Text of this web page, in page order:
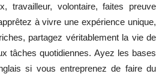
travailleur, volontaire, faites preuve
à vivre une expérience unique,
partagez véritablement la vie de
tâches quotidiennes. Ayez les bases
si vous entreprenez de faire du